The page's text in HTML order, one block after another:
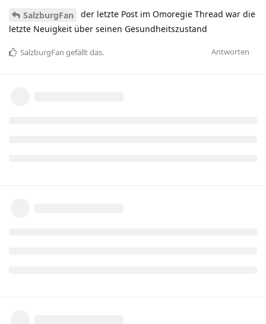
SalzburgFan
der letzte Post im Omoregie Thread war die
letzte Neuigkeit über seinen Gesundheitszustand
Antworten
SalzburgFan gefällt das.